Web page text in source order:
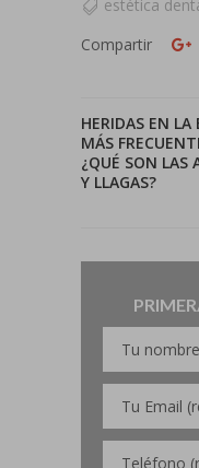
estética
Compartir
HERIDAS EN LA
MÁS
¿QUÉ SON LAS
Y LLAGAS?